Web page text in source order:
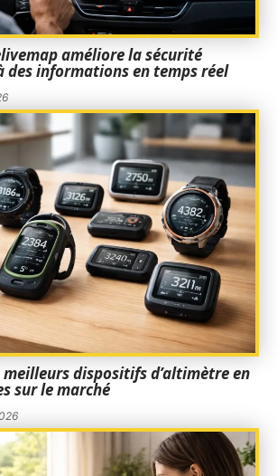
améliore la sécurité
des informations en temps réel
dispositifs d’altimètre en
sur le marché